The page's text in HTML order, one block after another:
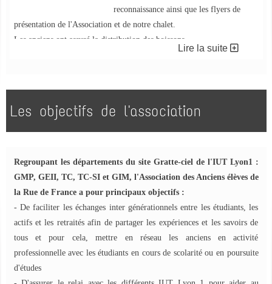
reconnaissance ainsi que les flyers de
présentation de l'Association et de notre chalet.
Les anciens ont assuré la distribution des boissons
Lire la suite
Les objectifs de l'association
Regroupant les départements du site Gratte-ciel de l'IUT Lyon1 :
GMP, GEII, TC, TC-SI et GIM, l'Association des Anciens élèves de
la Rue de France a pour principaux objectifs :
- De faciliter les échanges inter générationnels entre les étudiants, les
actifs et les retraités afin de partager les expériences et les savoirs de
tous et pour cela, mettre en réseau les anciens en activité
professionnelle avec les étudiants en cours de scolarité ou en poursuite
d'études